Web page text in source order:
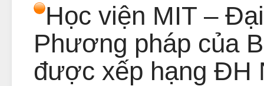
Học viện MIT –
Phương pháp của
được xếp hạng ĐH